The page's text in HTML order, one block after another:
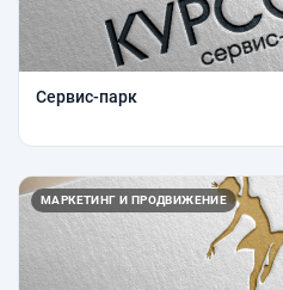
Сервис-парк
МАРКЕТИНГ И ПРОДВИЖЕНИЕ